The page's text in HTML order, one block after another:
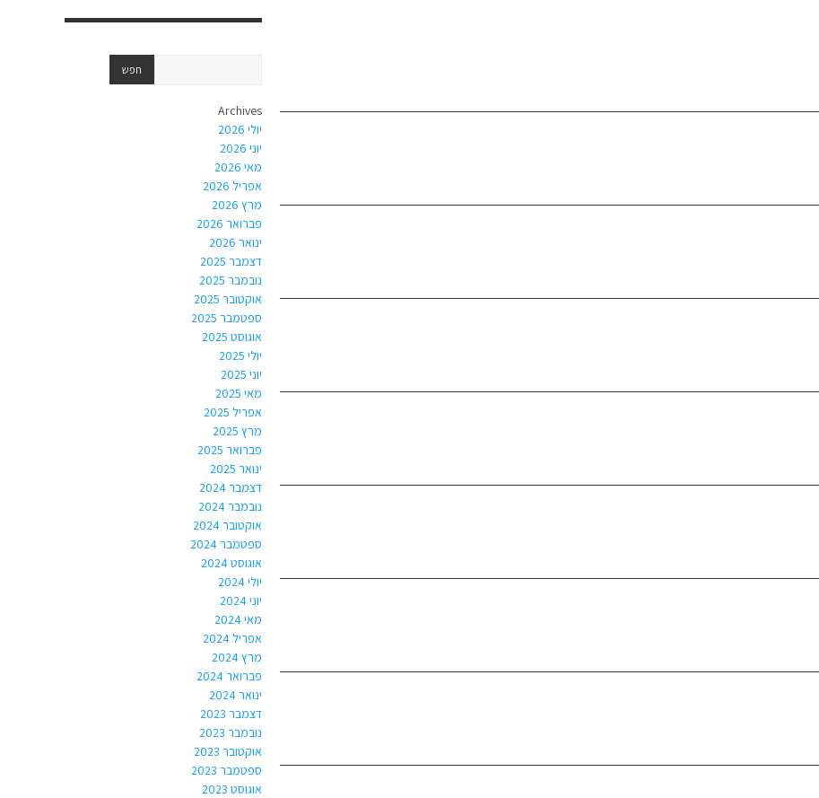
Archives
יולי 2026
יוני 2026
מאי 2026
אפריל 2026
מרץ 2026
פברואר 2026
ינואר 2026
דצמבר 2025
נובמבר 2025
אוקטובר 2025
ספטמבר 2025
אוגוסט 2025
יולי 2025
יוני 2025
מאי 2025
אפריל 2025
מרץ 2025
פברואר 2025
ינואר 2025
דצמבר 2024
נובמבר 2024
אוקטובר 2024
ספטמבר 2024
אוגוסט 2024
יולי 2024
יוני 2024
מאי 2024
אפריל 2024
מרץ 2024
פברואר 2024
ינואר 2024
דצמבר 2023
נובמבר 2023
אוקטובר 2023
ספטמבר 2023
אוגוסט 2023